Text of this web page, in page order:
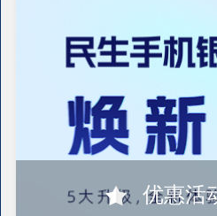
优惠活